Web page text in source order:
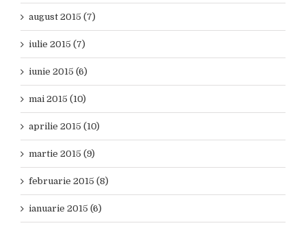
august 2015 (7)
iulie 2015 (7)
iunie 2015 (6)
mai 2015 (10)
aprilie 2015 (10)
martie 2015 (9)
februarie 2015 (8)
ianuarie 2015 (6)